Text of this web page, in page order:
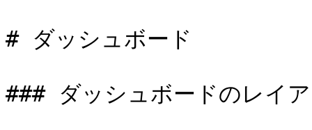
# ダッシュボード
### ダッシュボードのレイ